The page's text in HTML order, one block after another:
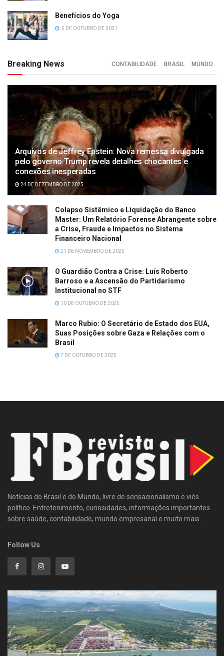
Benefícios do Yoga
5 DE OUTUBRO DE 2021
Breaking News CONTABILIDADE BRASIL MUNDO
Arquivos de Jeffrey Epstein: Nova remessa divulgada
pelo governo Trump revela detalhes chocantes e
conexões inesperadas
24 DE DEZEMBRO DE 2025
Colapso Sistêmico e Liquidação do Banco
Master: Um Relatório Forense Abrangente sobre
a Crise, Fraude e Impactos no Sistema
Financeiro Nacional
21 DE NOVEMBRO DE 2025
O Guardião Contra a Crise: Luís Roberto
Barroso e a Ascensão do Partidarismo
Institucional no STF
10 DE OUTUBRO DE 2025
Marco Rubio: O Secretário de Estado dos EUA,
Suas Posições sobre Gaza e Relações com o
Brasil
7 DE OUTUBRO DE 2025
Notícias do Brasil e do Mundo, livre de sensacionalismo e viés
político. Entretenimento, curiosidades, informações importantes
sobre saúde, contabilidade, mundo empresarial e muito mais.
Follow Us